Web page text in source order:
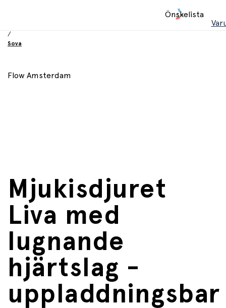
Önskelista
/
Sova
Flow Amsterdam
Mjukisdjuret
Liva med
lugnande
hjärtslag -
uppladdningsbar